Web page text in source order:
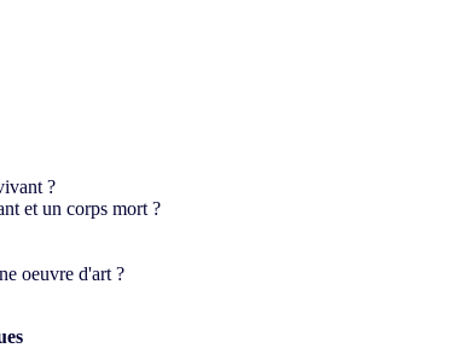
?
et un corps mort ?
oeuvre d'art ?